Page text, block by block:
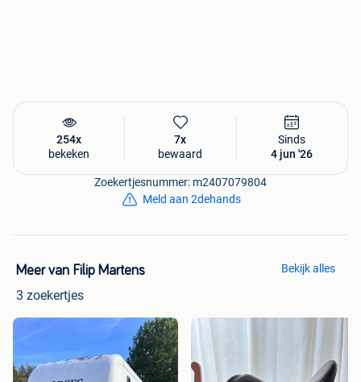
254x
bekeken
7x
bewaard
Sinds
4 jun '26
Zoekertjesnummer: m2407079804
Meld aan 2dehands
Meer van Filip Martens
3 zoekertjes
Bekijk alles